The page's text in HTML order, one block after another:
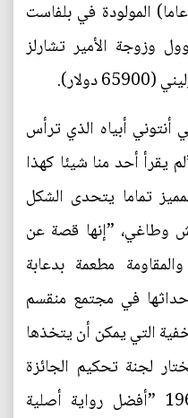
في السن، وتسلمت بيرنز (56 عاما) المولودة في بلفاست
وزوجة الأمير تشارلز
أنتوني أبياه الذي ترأس
يقرأ أحد منا شيئا كهذا
تماما يتحدى الشكل
وطاغي، ”إنها قصة عن
مطعمة بدعابة
في مجتمع منقسم
التي يمكن أن يتخذها
لجنة تحكيم الجائزة
الأدبية التي تأسست عام 1969 ”أفضل رواية أصلية